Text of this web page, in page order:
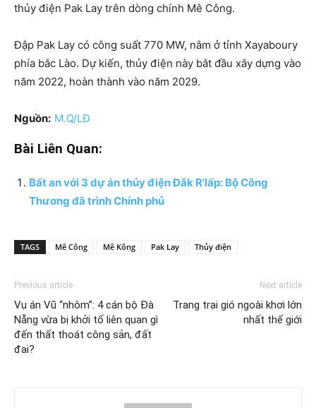
thủy điện Pak Lay trên dòng chính Mê Công.
Đập Pak Lay có công suất 770 MW, nằm ở tỉnh Xayaboury
phía bắc Lào. Dự kiến, thủy điện này bắt đầu xây dựng vào
năm 2022, hoàn thành vào năm 2029.
Nguồn: M.Q/LĐ
Bài Liên Quan:
Bất an với 3 dự án thủy điện Đắk R’lấp: Bộ Công
Thương đã trình Chính phủ
TAGS Mê Công Mê Kông Pak Lay Thủy điện
Previous article
Vụ án Vũ “nhôm”: 4 cán bộ Đà
Nẵng vừa bị khởi tố liên quan gì
đến thất thoát công sản, đất
đai?
Next article
Trang trại gió ngoài khơi lớn
nhất thế giới